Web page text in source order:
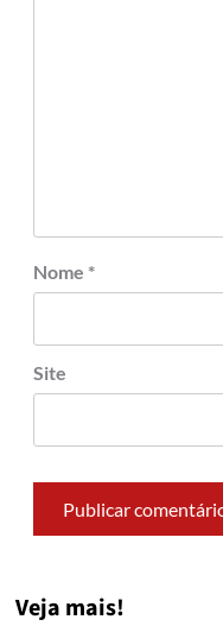
Nome *
Site
Veja mais!